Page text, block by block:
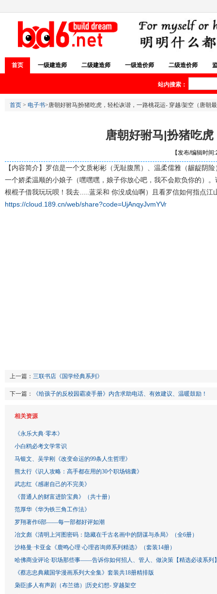
首页 一级建造师 二级建造师 一级造价师 二级造价师
站内搜索：
首页 > 电子书>唐朝好驸马|扮猪吃虎，轻松诙谐，一路桃花运- 穿越/架空（唐朝
唐朝好驸马|扮猪吃
【发布/编辑时
【内容简介】罗信是一个文质彬彬（无耻腹黑）、温柔儒雅（龌龊
一个娇柔温顺的小娘子（嘿嘿嘿，娘子你放心吧，我不会欺负你的）
根棍子借我玩玩呗！我去.....蓝采和 你没成仙啊）且看罗信如何指点江
https://cloud.189.cn/web/share?code=UjAnqyJvmYVr
上一篇： 三联书店《国学经典系列》
下一篇： 《给孩子的反校园霸凌手册》内含求助电话、有效建议、温暖鼓励！
相关资源
《永乐大典·零本》
小白鸥必考文学常识
马银文、吴学刚《改变命运的99条人生哲理》
熊太行《识人攻略：高手都在用的30个职场锦囊》
武志红《感谢自己的不完美》
《普通人的财富进阶宝典》（共十册）
范厚华《华为铁三角工作法》
罗翔著作6部——每一部都好评如潮
冶文彪《清明上河图密码：隐藏在千古名画中的阴谋与杀局》（全6册）
沙格曼·卡亚金《鹿鸣心理·心理咨询师系列精选》（套装14册）
哈佛商业评论·职场那些事——告诉你如何招人、管人、做决策【精选必读系列
《蔡志忠典藏国学漫画系列大全集》套装共18册精排版
枭臣|多人有声剧（布兰德）|历史幻想- 穿越架空